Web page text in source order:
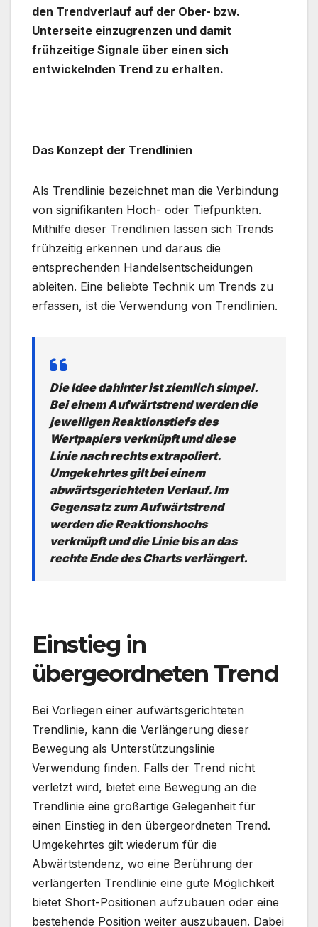
den Trendverlauf auf der Ober- bzw.
Unterseite einzugrenzen und damit
frühzeitige Signale über einen sich
entwickelnden Trend zu erhalten.
Das Konzept der Trendlinien
Als Trendlinie bezeichnet man die Verbindung
von signifikanten Hoch- oder Tiefpunkten.
Mithilfe dieser Trendlinien lassen sich Trends
frühzeitig erkennen und daraus die
entsprechenden Handelsentscheidungen
ableiten. Eine beliebte Technik um Trends zu
erfassen, ist die Verwendung von Trendlinien.
Die Idee dahinter ist ziemlich simpel.
Bei einem Aufwärtstrend werden die
jeweiligen Reaktionstiefs des
Wertpapiers verknüpft und diese
Linie nach rechts extrapoliert.
Umgekehrtes gilt bei einem
abwärtsgerichteten Verlauf. Im
Gegensatz zum Aufwärtstrend
werden die Reaktionshochs
verknüpft und die Linie bis an das
rechte Ende des Charts verlängert.
Einstieg in
übergeordneten Trend
Bei Vorliegen einer aufwärtsgerichteten
Trendlinie, kann die Verlängerung dieser
Bewegung als Unterstützungslinie
Verwendung finden. Falls der Trend nicht
verletzt wird, bietet eine Bewegung an die
Trendlinie eine großartige Gelegenheit für
einen Einstieg in den übergeordneten Trend.
Umgekehrtes gilt wiederum für die
Abwärtstendenz, wo eine Berührung der
verlängerten Trendlinie eine gute Möglichkeit
bietet Short-Positionen aufzubauen oder eine
bestehende Position weiter auszubauen. Dabei